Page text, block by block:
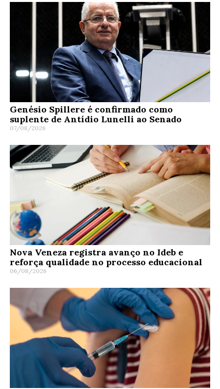
Genésio Spillere é confirmado como
suplente de Antídio Lunelli ao Senado
07/08/2026
Nova Veneza registra avanço no Ideb e
reforça qualidade no processo educacional
06/08/2026